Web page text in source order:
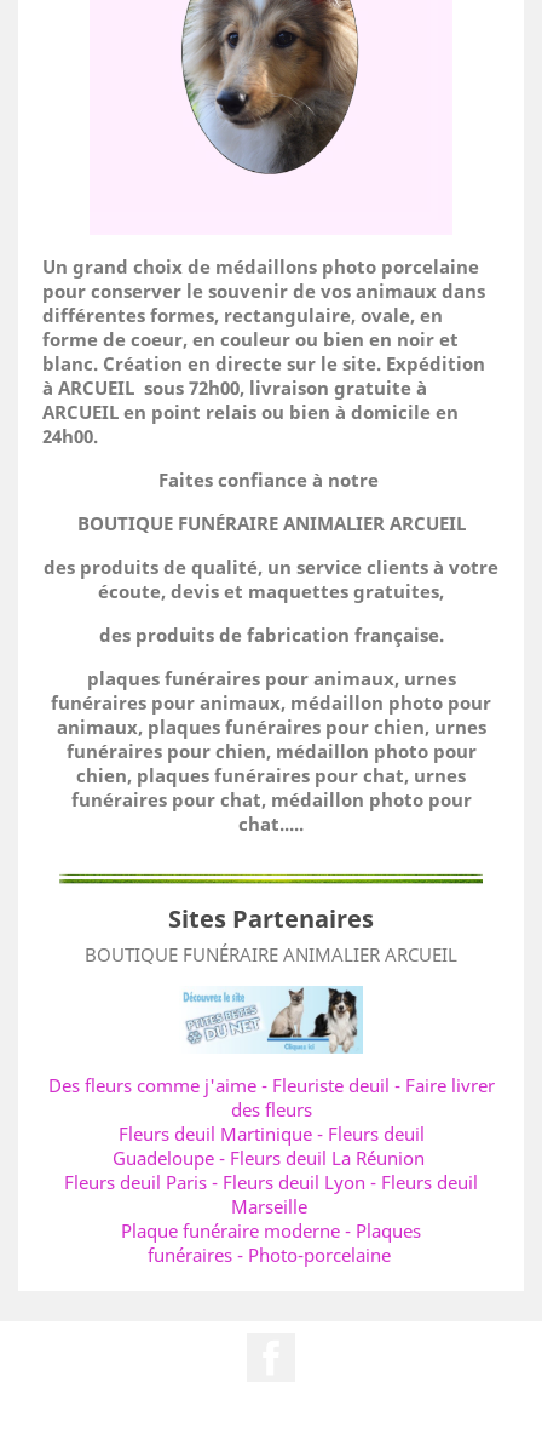
Un grand choix de médaillons photo porcelaine
pour conserver le souvenir de vos animaux dans
différentes formes, rectangulaire, ovale, en
forme de coeur, en couleur ou bien en noir et
blanc. Création en directe sur le site. Expédition
à ARCUEIL sous 72h00, livraison gratuite à
ARCUEIL en point relais ou bien à domicile en
24h00.
Faites confiance à notre
BOUTIQUE FUNÉRAIRE ANIMALIER ARCUEIL
des produits de qualité, un service clients à votre
écoute, devis et maquettes gratuites,
des produits de fabrication française.
plaques funéraires pour animaux, urnes
funéraires pour animaux, médaillon photo pour
animaux, plaques funéraires pour chien, urnes
funéraires pour chien, médaillon photo pour
chien, plaques funéraires pour chat, urnes
funéraires pour chat, médaillon photo pour
chat.....
Sites Partenaires
BOUTIQUE FUNÉRAIRE ANIMALIER ARCUEIL
Des fleurs comme j'aime- Fleuriste deuil - Faire livrer
des fleurs
Fleurs deuil Martinique- Fleurs deuil
Guadeloupe - Fleurs deuil La Réunion
Fleurs deuil Paris - Fleurs deuil Lyon - Fleurs deuil
Marseille
Plaque funéraire moderne - Plaques
funéraires- Photo-porcelaine